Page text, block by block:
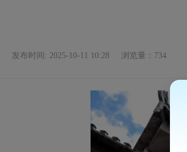
发布时间: 2025-10-11 10:28 浏览量：734